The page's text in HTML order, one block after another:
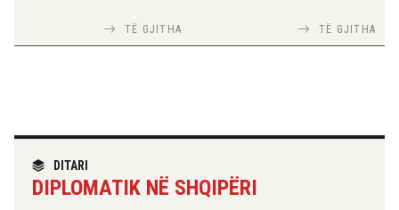
Planit të Rritjes të BE-së
14:32 06-08-2026
Rama ndan mesazhin: Besim,
TË GJITHA TIRANA DIPLOMAT
TIRANA DIPLOMAT
Skënderbeut dhe Ismail
TË GJITHA
DITARI
DIPLOMATIK NË SHQIPËRI